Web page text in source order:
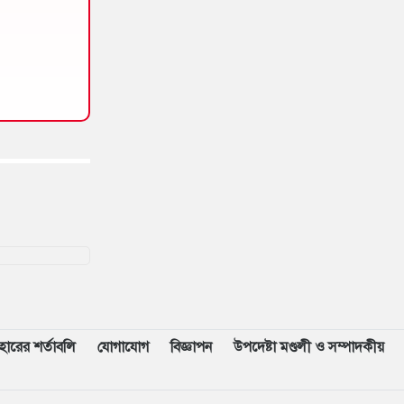
শর্তাবলি যোগাযোগ বিজ্ঞাপন উপদেষ্টা মণ্ডলী ও সম্পাদকীয়